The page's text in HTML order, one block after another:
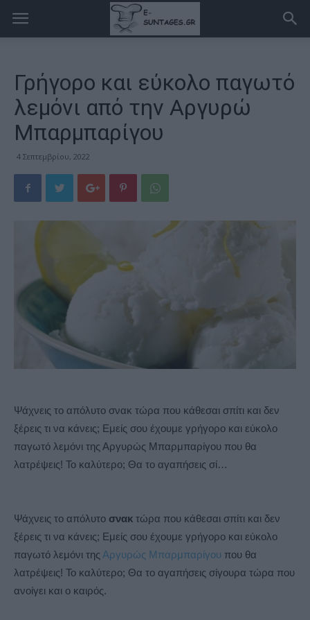
Γρήγορο και εύκολο παγωτό
λεμόνι από την Αργυρώ
Μπαρμπαρίγου
4 Σεπτεμβρίου, 2022
Ψάχνεις το απόλυτο σνακ τώρα που κάθεσαι σπίτι και δεν
ξέρεις τι να κάνεις; Εμείς σου έχουμε γρήγορο και εύκολο
παγωτό λεμόνι της Αργυρώς Μπαρμπαρίγου που θα
λατρέψεις! Το καλύτερο; Θα το αγαπήσεις σί…
Ψάχνεις το απόλυτο σνακ τώρα που κάθεσαι σπίτι και δεν
ξέρεις τι να κάνεις; Εμείς σου έχουμε γρήγορο και εύκολο
παγωτό λεμόνι της Αργυρώς Μπαρμπαρίγου που θα
λατρέψεις! Το καλύτερο; Θα το αγαπήσεις σίγουρα τώρα που
ανοίγει και ο καιρός.